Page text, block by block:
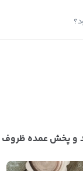
و پخش عمده